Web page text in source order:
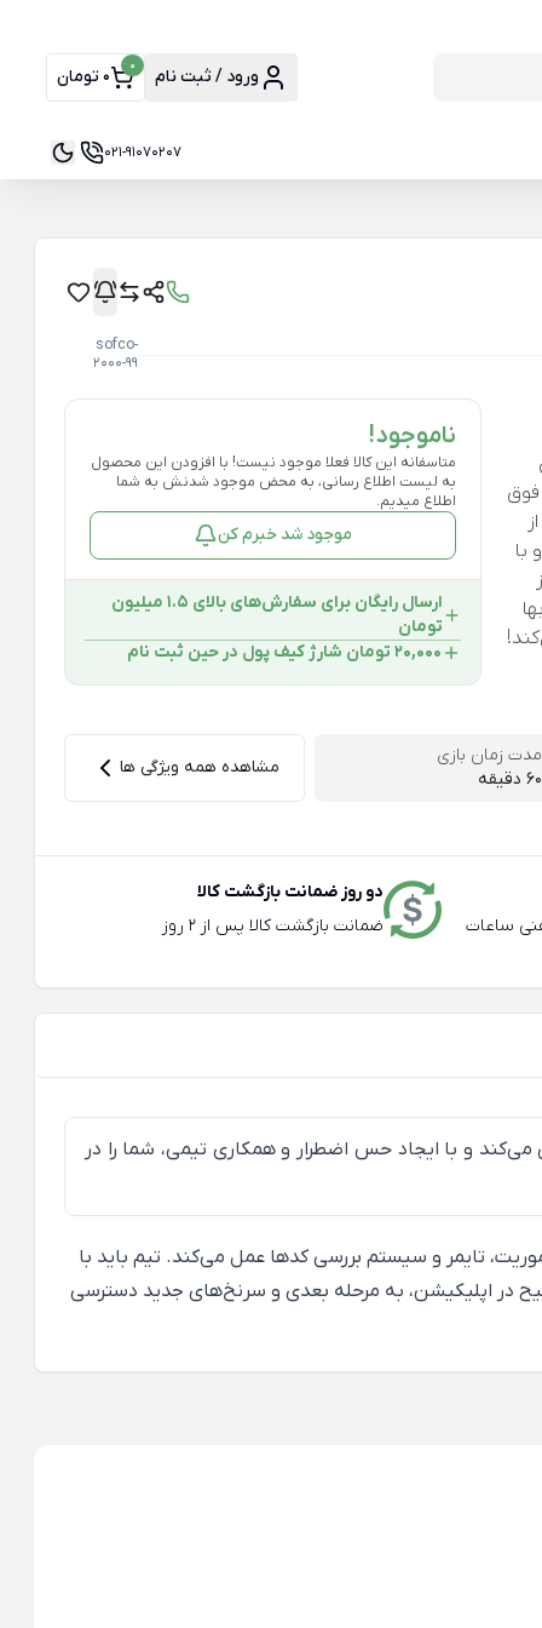
ورود / ثبت نام 0 0 تومان
021-91070207
sofco-
2000-99
فوق
با
ناموجود!
متاسفانه این کالا فعلا موجود نیست! با افزودن این محصول
به لیست اطلاع رسانی، به محض موجود شدنش به شما
اطلاع میدیم.
موجود شد خبرم کن
ارسال رایگان برای سفارش‌های بالای 1.5 میلیون
تومان
۲۰,۰۰۰ تومان شارژ کیف پول در حین ثبت ‌نام
مدت زمان بازی
۶۰ دقیقه
مشاهده همه ویژگی ها
و تلفنی ساعات
دو روز ضمانت بازگشت کالا
ضمانت بازگشت کالا پس از 2 روز
و با ایجاد حس اضطرار و همکاری تیمی، شما را در
تایمر و سیستم بررسی کدها عمل می‌کند. تیم باید با
در اپلیکیشن، به مرحله بعدی و سرنخ‌های جدید دسترسی